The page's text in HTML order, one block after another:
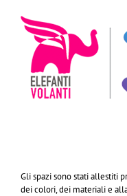
contenuto
Gli spazi sono stati allestiti
dei colori, dei materiali e